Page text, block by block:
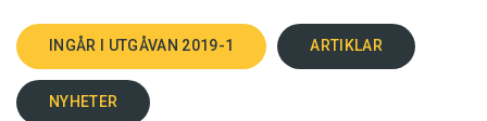
INGÅR I UTGÅVAN 2019-1 ARTIKLAR
NYHETER